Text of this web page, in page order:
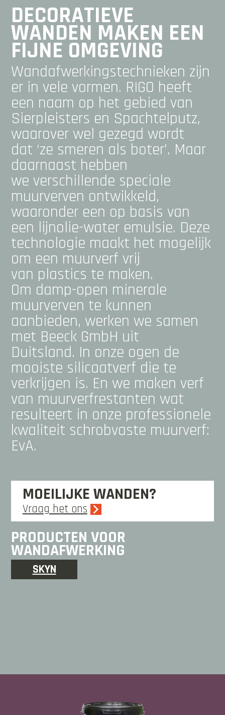
DECORATIEVE
WANDEN MAKEN EEN
FIJNE OMGEVING
Wandafwerkingstechnieken zijn
er in vele vormen. RIGO heeft
een naam op het gebied van
Sierpleisters en Spachtelputz,
waarover wel gezegd wordt
dat ‘ze smeren als boter’. Maar
daarnaast hebben
weverschillende speciale
muurverven ontwikkeld,
waaronder een op basis van
een lijnolie-water emulsie. Deze
technologie maakt het mogelijk
om een muurverf vrij
van plastics te maken.
Om damp-open minerale
muurverven te kunnen
aanbieden, werken we samen
met Beeck GmbH uit
Duitsland. In onze ogen de
mooiste silicaatverf die te
verkrijgen is. En we maken verf
van muurverfrestanten wat
resulteert in onze professionele
kwaliteit schrobvaste muurverf:
EvA.
MOEILIJKE WANDEN?
Vraag het ons
PRODUCTEN VOOR
WANDAFWERKING
SKYN